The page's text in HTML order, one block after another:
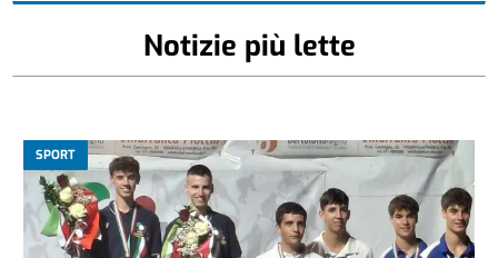
Notizie più lette
SPORT